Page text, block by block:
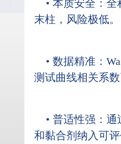
• 本质安全：
末柱，风险极低。
• 数据精准：
测试曲线相关系
• 普适性强：
和黏合剂纳入可